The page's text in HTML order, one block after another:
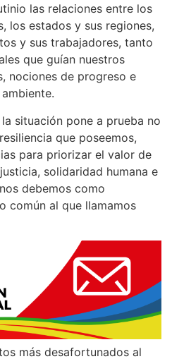
las relaciones entre los
los estados y sus regiones,
y sus trabajadores, tanto
que guían nuestros
nociones de progreso e
situación pone a prueba no
que poseemos,
para priorizar el valor de
solidaridad humana e
debemos como
común al que llamamos
más desafortunados al